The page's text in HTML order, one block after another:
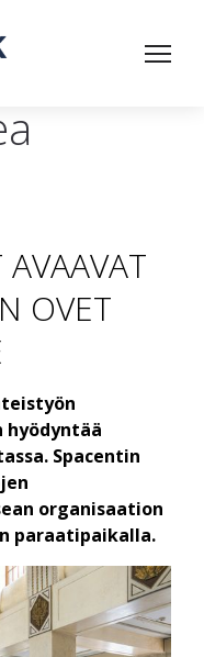
AVAAVAT
OVET
Spacentin
organisaation
paraatipaikalla.